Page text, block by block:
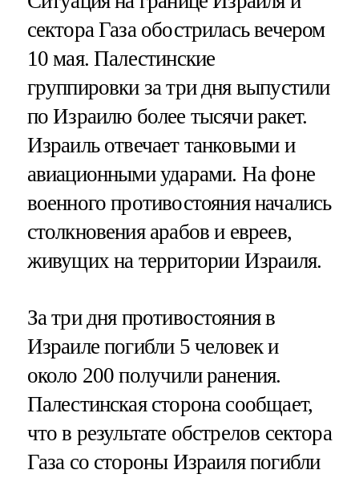
сектора Газа обострилась вечером
10 мая. Палестинские
группировки за три дня выпустили
по Израилю более тысячи ракет.
Израиль отвечает танковыми и
авиационными ударами. На фоне
военного противостояния начались
столкновения арабов и евреев,
живущих на территории Израиля.
За три дня противостояния в
Израиле погибли 5 человек и
около 200 получили ранения.
Палестинская сторона сообщает,
что в результате обстрелов сектора
Газа со стороны Израиля погибли